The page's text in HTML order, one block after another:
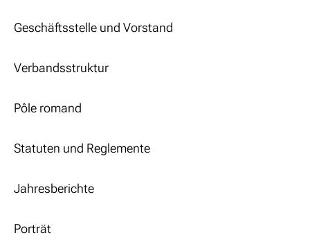
Geschäftsstelle und Vorstand
Verbandsstruktur
Pôle romand
Statuten und Reglemente
Jahresberichte
Porträt